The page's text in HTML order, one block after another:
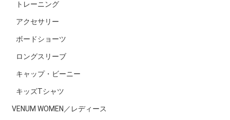
トレーニング
アクセサリー
ボードショーツ
ロングスリーブ
キャップ・ビーニー
キッズTシャツ
VENUM WOMEN／レディース